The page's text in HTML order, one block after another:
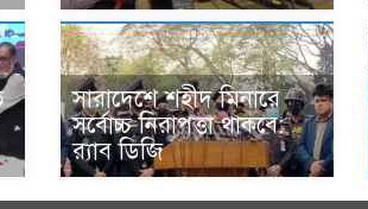
সারাদেশে শহীদ মিনারে
সর্বোচ্চ নিরাপত্তা থাকবে:
র‌্যাব ডিজি